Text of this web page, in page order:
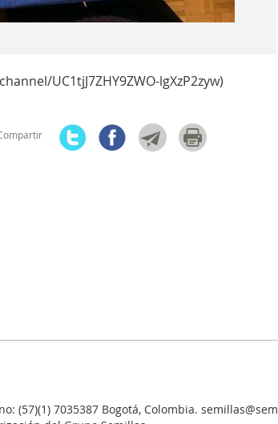
UC1tjJ7ZHY9ZWO-lgXzP2zyw)
(57)(1) 7035387 Bogotá, Colombia.